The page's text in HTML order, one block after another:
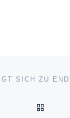
SICH ZU